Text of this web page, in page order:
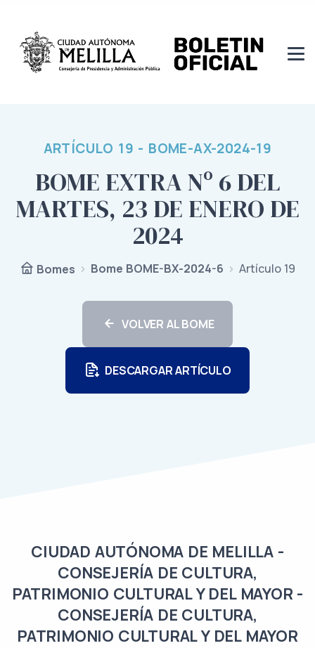
ARTÍCULO 19 - BOME-AX-2024-19
BOME EXTRA Nº 6 DEL
MARTES, 23 DE ENERO DE
2024
Bomes Bome BOME-BX-2024-6 Artículo 19
VOLVER AL BOME
DESCARGAR ARTÍCULO
CIUDAD AUTÓNOMA DE MELILLA -
CONSEJERÍA DE CULTURA,
PATRIMONIO CULTURAL Y DEL MAYOR -
CONSEJERÍA DE CULTURA,
PATRIMONIO CULTURAL Y DEL MAYOR